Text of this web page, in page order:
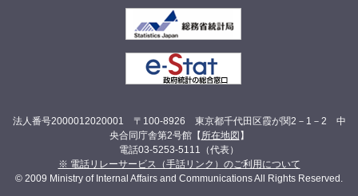
法人番号2000012020001 〒100-8926 東京都千代田区霞が関2－1－2 中
央合同庁舎第2号館【 所在地図 】
電話03-5253-5111（代表）
※ 電話リレーサービス（手話リンク）のご利用について
© 2009 Ministry of Internal Affairs and Communications All Rights Reserved.